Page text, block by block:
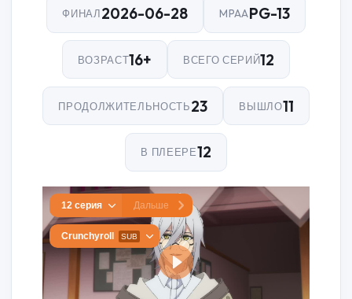
ФИНАЛ2026-06-28 MPAAPG-13
ВОЗРАСТ16+ ВСЕГО СЕРИЙ12
ПРОДОЛЖИТЕЛЬНОСТЬ23 ВЫШЛО11
В ПЛЕЕРЕ12